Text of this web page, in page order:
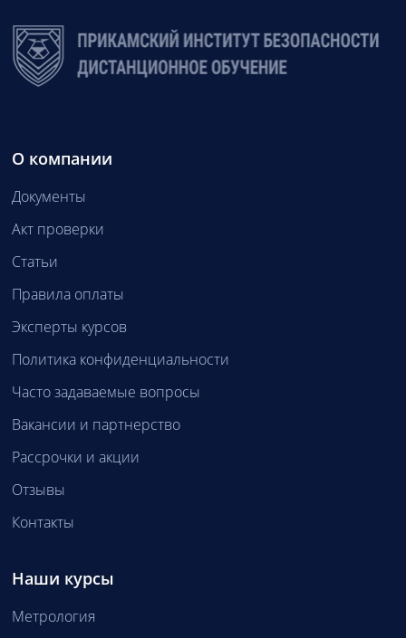
О компании
Документы
Акт проверки
Статьи
Правила оплаты
Эксперты курсов
Политика конфиденциальности
Часто задаваемые вопросы
Вакансии и партнерство
Рассрочки и акции
Отзывы
Контакты
Наши курсы
Метрология